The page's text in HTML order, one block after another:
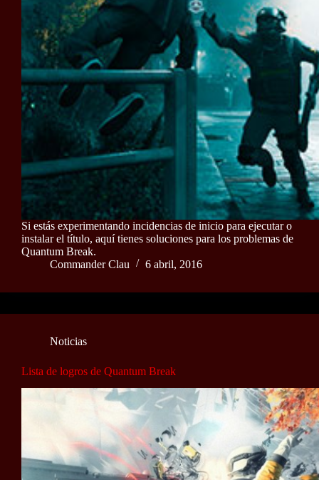
Si estás experimentando incidencias de inicio para ejecutar o
instalar el título, aquí tienes soluciones para los problemas de
Quantum Break.
Commander Clau
6 abril, 2016
Noticias
Lista de logros de Quantum Break